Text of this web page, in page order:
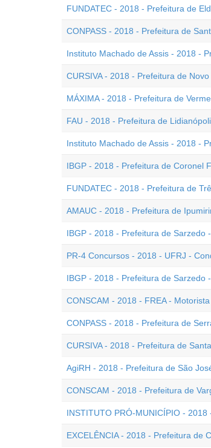
FUNDATEC - 2018 - Prefeitura de
CONPASS - 2018 - Prefeitura de
Instituto Machado de Assis - 2018 -
CURSIVA - 2018 - Prefeitura de
MÁXIMA - 2018 - Prefeitura de
FAU - 2018 - Prefeitura de
Instituto Machado de Assis - 2018 -
IBGP - 2018 - Prefeitura de Coronel
FUNDATEC - 2018 - Prefeitura de
AMAUC - 2018 - Prefeitura de
IBGP - 2018 - Prefeitura de Sarzedo
PR-4 Concursos - 2018 - UFRJ -
IBGP - 2018 - Prefeitura de Sarzedo
CONSCAM - 2018 - FREA - Motorista
CONPASS - 2018 - Prefeitura de
CURSIVA - 2018 - Prefeitura de
AgiRH - 2018 - Prefeitura de São
CONSCAM - 2018 - Prefeitura de
INSTITUTO PRÓ-MUNICÍPIO -
EXCELÊNCIA - 2018 - Prefeitura de